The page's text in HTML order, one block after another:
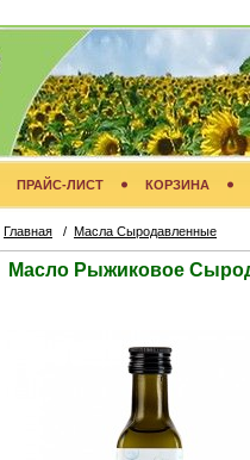
ПРАЙС-ЛИСТ КОРЗИНА
Главная / Масла Сыродавленные
Масло Рыжиковое